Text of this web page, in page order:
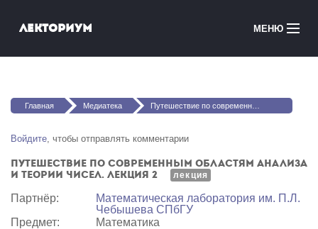
Лекториум МЕНЮ
Медиатека
Courses in English
Войти
Вы здесь
Главная Медиатека Путешествие по современным областям анализа и теории чисел. Лекция 2
Войдите, чтобы отправлять комментарии
Путешествие по современным областям анализа
и теории чисел. Лекция 2
лекция
Партнёр:
Математичеcкая лаборатория им. П.Л.
Чебышева СПбГУ
Предмет:
Математика